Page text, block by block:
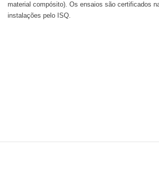
material compósito). Os ensaios são certificados
instalações pelo ISQ.